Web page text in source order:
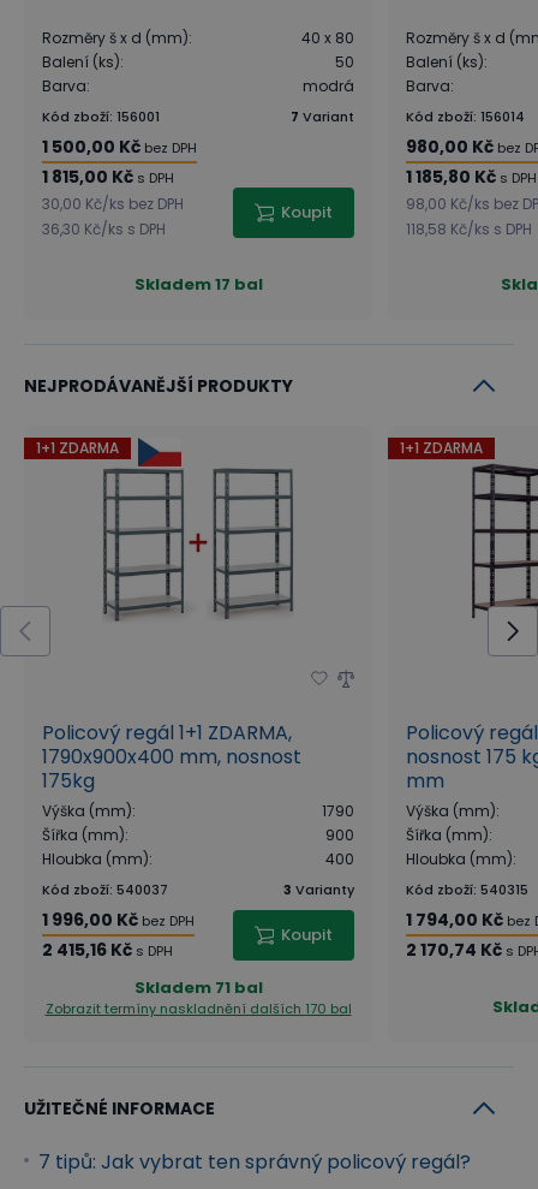
Rozměry š x d (mm):
40 x 80
Balení (ks):
50
Barva: modrá
Kód zboží: 156001 7 Variant
1 500,00 Kč bez DPH
1 815,00 Kč s DPH
30,00 Kč/ks bez DPH
36,30 Kč/ks s DPH
Koupit
Skladem17 bal
Rozměry š x d
Balení (ks):
Barva:
Kód zboží: 156014
980,00 Kč bez
1 185,80 Kč s DPH
98,00 Kč/ks bez
118,58 Kč/ks s DPH
NEJPRODÁVANĚJŠÍ PRODUKTY
1+1 ZDARMA
Policový regál 1+1 ZDARMA,
1790x900x400 mm, nosnost
175kg
Výška (mm):
1790
Šířka (mm):
900
Hloubka (mm): 400
Kód zboží: 540037 3 Varianty
1 996,00 Kč bez DPH
2 415,16 Kč s DPH
Koupit
Skladem 71 bal
Zobrazit termíny naskladnění dalších 170 bal
1+1 ZDARMA
Policový regál
nosnost 175
mm
Výška (mm):
Šířka (mm):
Hloubka (mm):
Kód zboží: 540315
1 794,00 Kč bez
2 170,74 Kč s
UŽITEČNÉ INFORMACE
7 tipů: Jak vybrat ten správný policový regál?